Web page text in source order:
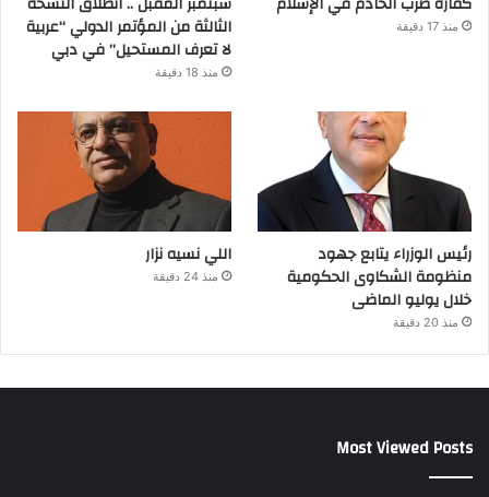
منذ 17 دقيقة
الثالثة من المؤتمر الدولي “عربية
لا تعرف المستحيل” في دبي
منذ 18 دقيقة
رئيس الوزراء يتابع جهود
منظومة الشكاوى الحكومية
خلال يوليو الماضى
منذ 20 دقيقة
اللي نسيه نزار
منذ 24 دقيقة
Most Viewed Posts